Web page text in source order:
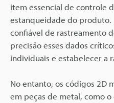
item essencial de controle
estanqueidade do produto.
confiável de rastreamento
precisão esses dados
individuais e estabelecer a
No entanto, os códigos 2D
em peças de metal, como